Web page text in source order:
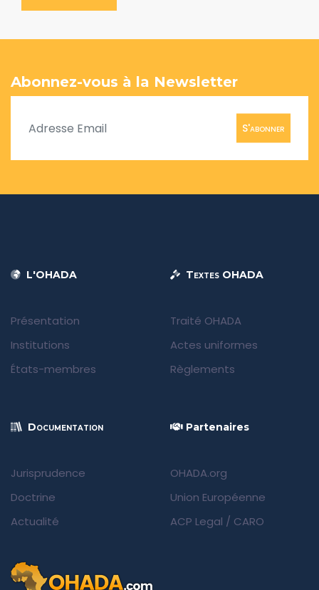
Abonnez-vous à la Newsletter
S'abonner
L'OHADA
Présentation
Institutions
États-membres
Textes OHADA
Traité OHADA
Actes uniformes
Règlements
Documentation
Jurisprudence
Doctrine
Actualité
Partenaires
OHADA.org
Union Européenne
ACP Legal / CARO